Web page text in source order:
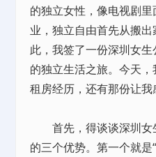
的独立女性，像电视剧
业，独立自由首先从搬
此，我签了一份深圳女生
的独立生活之旅。今天
租房经历，还有那份让我
首先，得谈谈深圳女
的三个优势。第一个就